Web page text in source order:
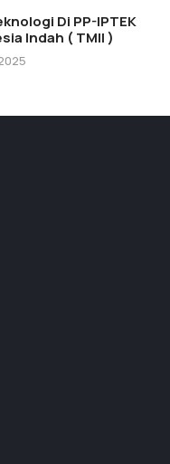
Di PP-IPTEK
Indah ( TMII )